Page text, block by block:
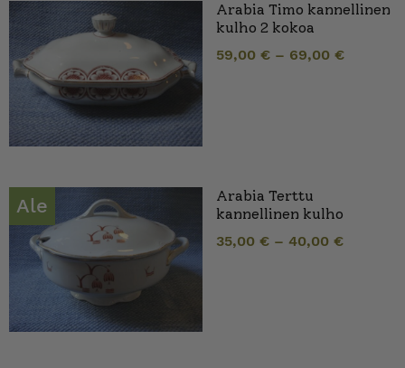
Arabia Timo kannellinen
kulho 2 kokoa
59,00 € – 69,00 €
Ale
Arabia Terttu
kannellinen kulho
35,00 € – 40,00 €